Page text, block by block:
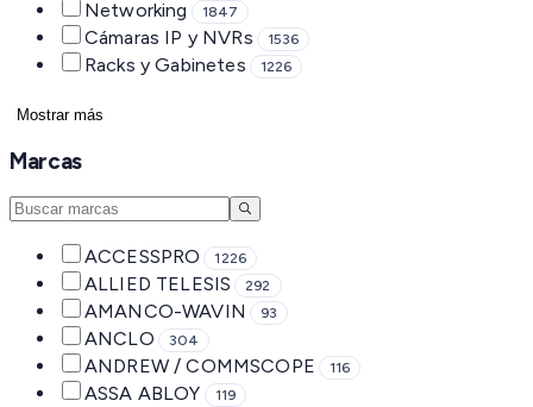
Networking 1847
Cámaras IP y NVRs 1536
Racks y Gabinetes 1226
Mostrar más
Marcas
ACCESSPRO 1226
ALLIED TELESIS 292
AMANCO-WAVIN 93
ANCLO 304
ANDREW / COMMSCOPE 116
ASSA ABLOY 119